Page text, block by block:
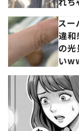
スー
違和
の光
い